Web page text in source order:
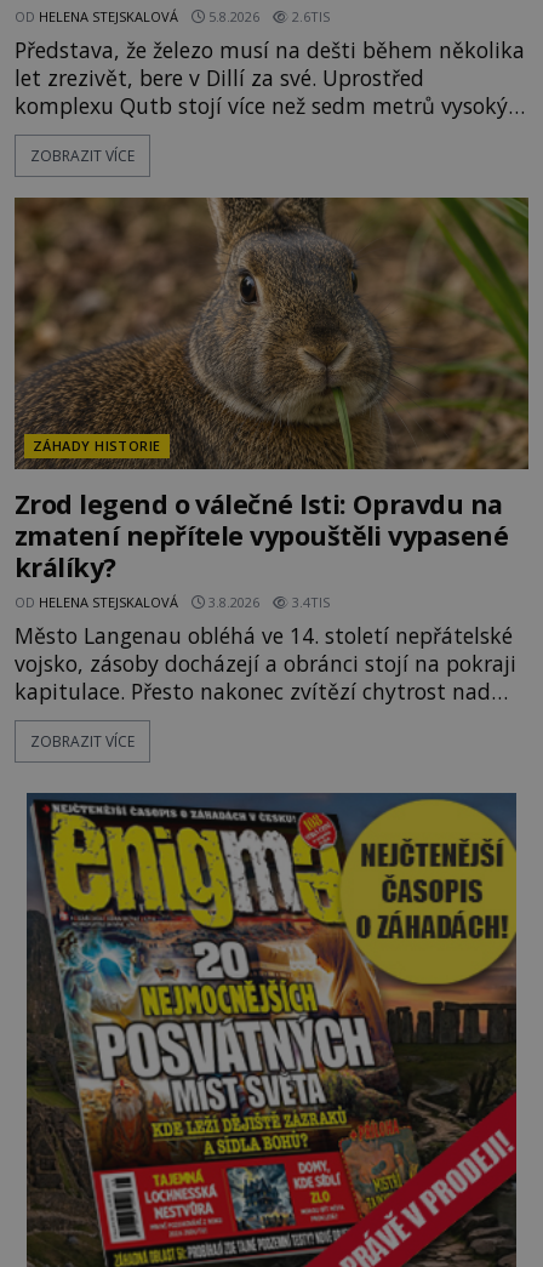
OD HELENA STEJSKALOVÁ 5.8.2026 2.6TIS
Představa, že železo musí na dešti během několika
let zrezivět, bere v Dillí za své. Uprostřed
komplexu Qutb stojí více než sedm metrů vysoký
železný sloup, který už přibližně 1 600 let odolává
počasí s jen nepatrnými stopami koroze. Jeho
ztracených technologiích či tajemných
materiálech. Moderní metalurgie však ukazuje, že
skutečné vysvětlení je ješt
ZOBRAZIT VÍCE
ZÁHADY HISTORIE
Zrod legend o válečné lsti: Opravdu na
zmatení nepřítele vypouštěli vypasené
králíky?
OD HELENA STEJSKALOVÁ 3.8.2026 3.4TIS
Město Langenau obléhá ve 14. století nepřátelské
vojsko, zásoby docházejí a obránci stojí na pokraji
kapitulace. Přesto nakonec zvítězí chytrost nad
hrubou silou. Podle staré německé legendy vypustí
obyvatelé za hradby dobře živeného králíka, aby
dost. Čas pracuje pro obléhatele. Ve městě ubývají
zásoby a každý den znamená další porci strádá
ZOBRAZIT VÍCE